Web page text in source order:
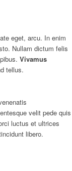
eget, arcu. In enim
Nullam dictum felis
Vivamus
tellus.
velit pede quis
luctus et ultrices
libero.